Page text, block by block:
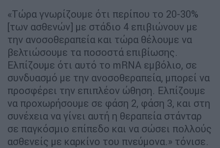
«Τώρα γνωρίζουμε ότι περίπου το 20-30%
[των ασθενών] με στάδιο 4 επιβιώνουν με
την ανοσοθεραπεία και τώρα θέλουμε να
βελτιώσουμε τα ποσοστά επιβίωσης.
Ελπίζουμε ότι αυτό το mRNA εμβόλιο, σε
συνδυασμό με την ανοσοθεραπεία, μπορεί να
προσφέρει την επιπλέον ώθηση. Ελπίζουμε
να προχωρήσουμε σε φάση 2, φάση 3, και στη
συνέχεια να γίνει αυτή η θεραπεία στάνταρ
σε παγκόσμιο επίπεδο και να σώσει πολλούς
ασθενείς με καρκίνο του πνεύμονα.» τόνισε.